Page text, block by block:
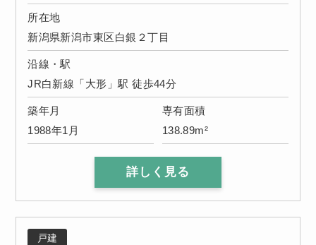
所在地
新潟県新潟市東区白銀２丁目
沿線・駅
JR白新線「大形」駅 徒歩44分
築年月
1988年1月
専有面積
138.89m²
詳しく見る
戸建